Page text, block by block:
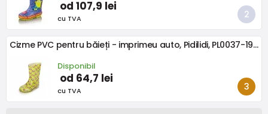
od 107,9 lei
cu TVA
Cizme PVC pentru băieți - imprimeu auto, Pidilidi, PL0037-19, verde
Disponibil
od 64,7 lei
cu TVA